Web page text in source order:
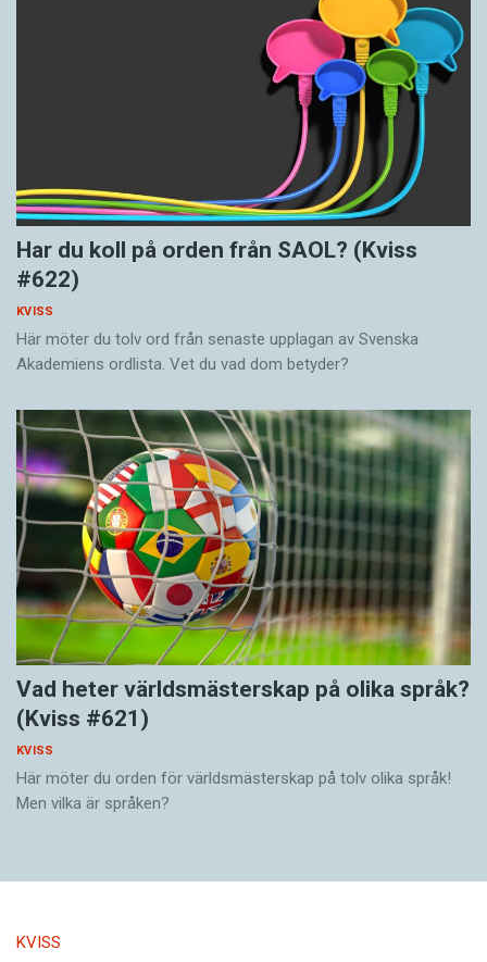
Har du koll på orden från SAOL? (Kviss
#622)
KVISS
Här möter du tolv ord från senaste upplagan av Svenska
Akademiens ordlista. Vet du vad dom betyder?
Vad heter världsmästerskap på olika språk?
(Kviss #621)
KVISS
Här möter du orden för världsmästerskap på tolv olika språk!
Men vilka är språken?
KVISS